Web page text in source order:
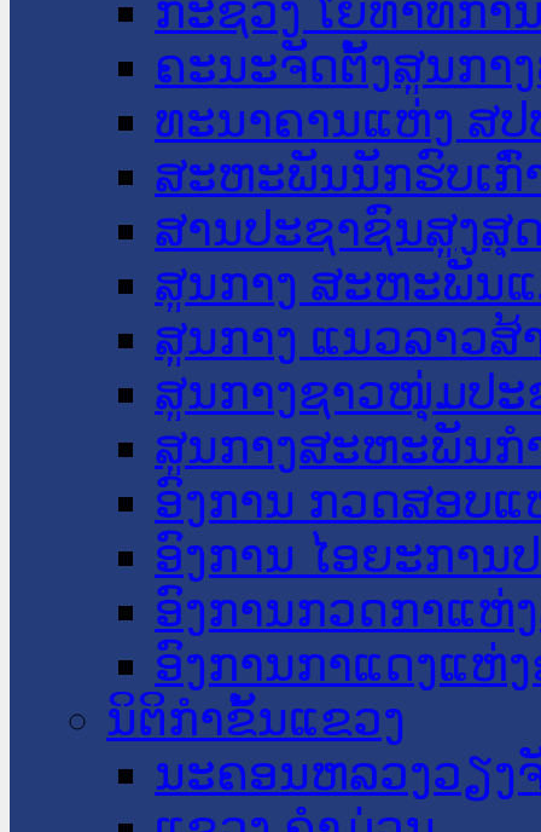
ກະຊວງ ໂຍທາທິກາ
ຄະນະຈັດຕັ້ງສູນກາ
ທະນາຄານແຫ່ງ ສປ
ສະຫະພັນນັກຮົບເກົ່
ສານປະຊາຊົນສູງສຸ
ສູນກາງ ສະຫະພັນ
ສູນກາງ ແນວລາວສ້
ສູນກາງຊາວໜຸ່ມປະ
ສູນກາງສະຫະພັນກ
ອົງການ ກວດສອບແ
ອົງການ ໄອຍະການ
ອົງການກວດກາແຫ່
ອົງການກາແດງແຫ່
ນິຕິກໍາຂັ້ນແຂວງ
ນະ​ຄອນ​ຫລວງວຽງ